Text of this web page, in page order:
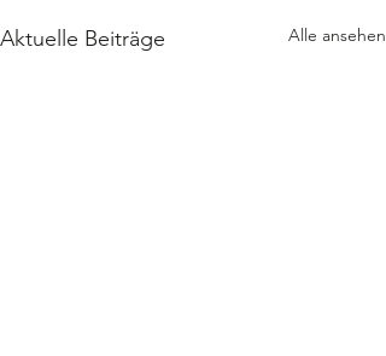
Aktuelle Beiträge Alle ansehen